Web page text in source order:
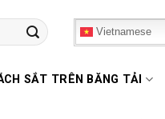
Vietnamese
SẮT TRÊN BĂNG TẢI